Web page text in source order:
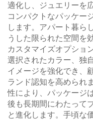
適化し、ジュエリーを
コンパクトなパッケー
します。アパート暮ら
うした限られた空間を
カスタマイズオプショ
選択されたカラー、独
イメージを強化でき、
ランド認知を高められ
性により、パッケージ
後も長期間にわたって
と進化します。手頃な